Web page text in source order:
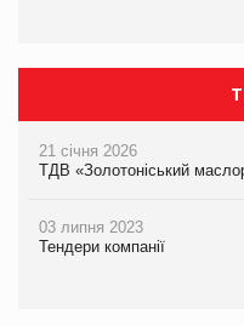
21 січня 2026
ТДВ «Золотоніський
03 липня 2023
Тендери компанії